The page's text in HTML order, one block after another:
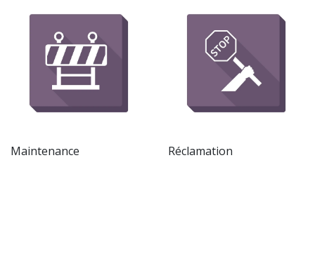
Maintenance Réclamation